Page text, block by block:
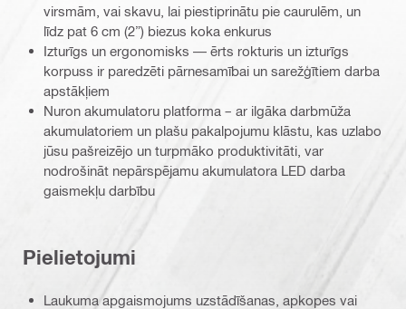
virsmām, vai skavu, lai piestiprinātu pie caurulēm, un
līdz pat 6 cm (2”) biezus koka enkurus
Izturīgs un ergonomisks — ērts rokturis un izturīgs
korpuss ir paredzēti pārnesamībai un sarežģītiem darba
apstākļiem
Nuron akumulatoru platforma – ar ilgāka darbmūža
akumulatoriem un plašu pakalpojumu klāstu, kas uzlabo
jūsu pašreizējo un turpmāko produktivitāti, var
nodrošināt nepārspējamu akumulatora LED darba
gaismekļu darbību
Pielietojumi
Laukuma apgaismojums uzstādīšanas, apkopes vai